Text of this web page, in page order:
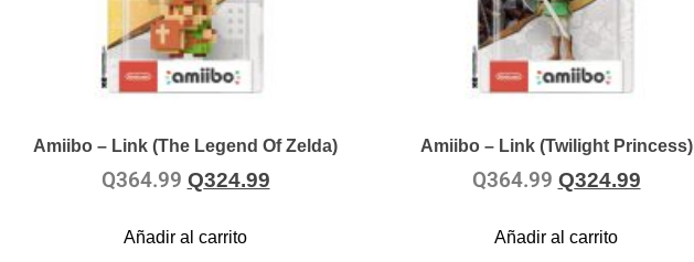
Amiibo – Link (The Legend Of Zelda)
Q364.99 Q324.99
Añadir al carrito
Amiibo – Link (Twilight Princess)
Q364.99 Q324.99
Añadir al carrito